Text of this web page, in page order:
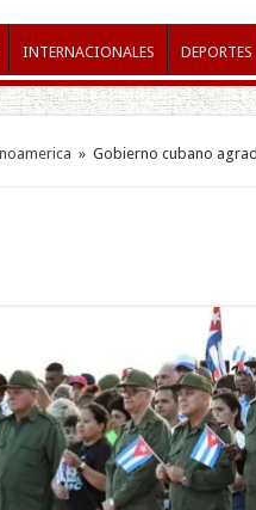
INTERNACIONALES DEPORTES
» Gobierno cubano